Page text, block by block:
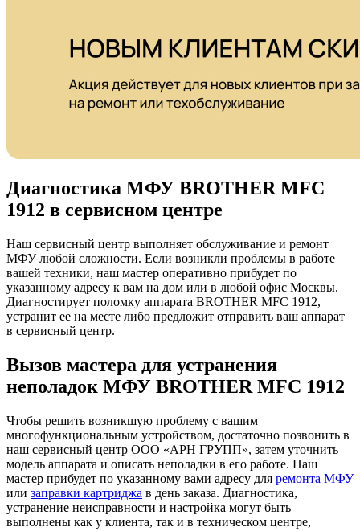
Диагностика МФУ BROTHER MFC
1912 в сервисном центре
Наш сервисный центр выполняет обслуживание и ремонт
МФУ любой сложности. Если возникли проблемы в работе
вашей техники, наш мастер оперативно прибудет по
указанному адресу к вам на дом или в любой офис Москвы.
Диагностирует поломку аппарата BROTHER MFC 1912,
устранит ее на месте либо предложит отправить ваш аппарат
в сервисный центр.
Вызов мастера для устранения
неполадок МФУ BROTHER MFC 1912
Чтобы решить возникшую проблему с вашим
многофункциональным устройством, достаточно позвонить в
наш сервисный центр ООО «АРН ГРУПП», затем уточнить
модель аппарата и описать неполадки в его работе. Наш
мастер прибудет по указанному вами адресу для ремонта МФУ
или заправки картриджа в день заказа. Диагностика,
устранение неисправности и настройка могут быть
выполнены как у клиента, так и в техническом центре,